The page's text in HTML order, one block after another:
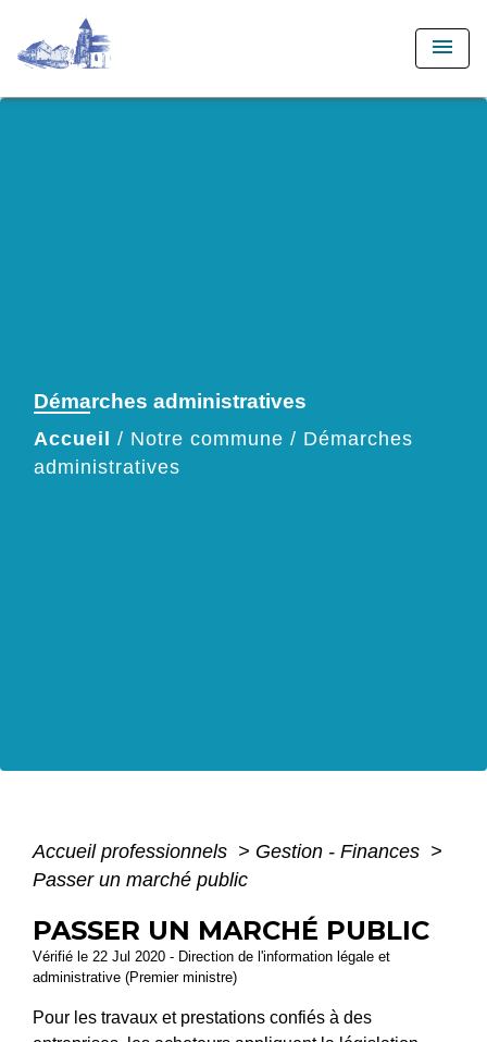
menu
Démarches administratives
Accueil / Notre commune / Démarches
administratives
Accueil professionnels > Gestion - Finances >
Passer un marché public
PASSER UN MARCHÉ PUBLIC
Vérifié le 22 Jul 2020 - Direction de l'information légale et
administrative (Premier ministre)
Pour les travaux et prestations confiés à des